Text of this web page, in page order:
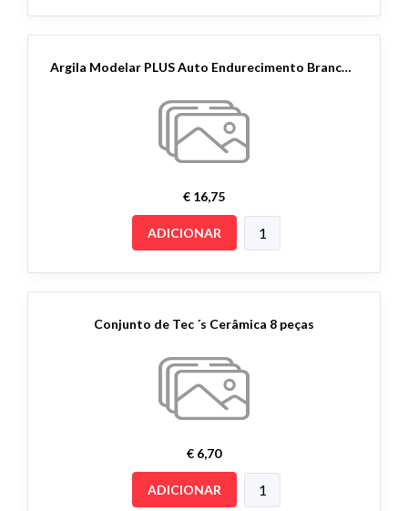
Argila Modelar PLUS Auto Endurecimento Branco 5Kg
€ 16,75
ADICIONAR
Conjunto de Tec ´s Cerâmica 8 peças
€ 6,70
ADICIONAR